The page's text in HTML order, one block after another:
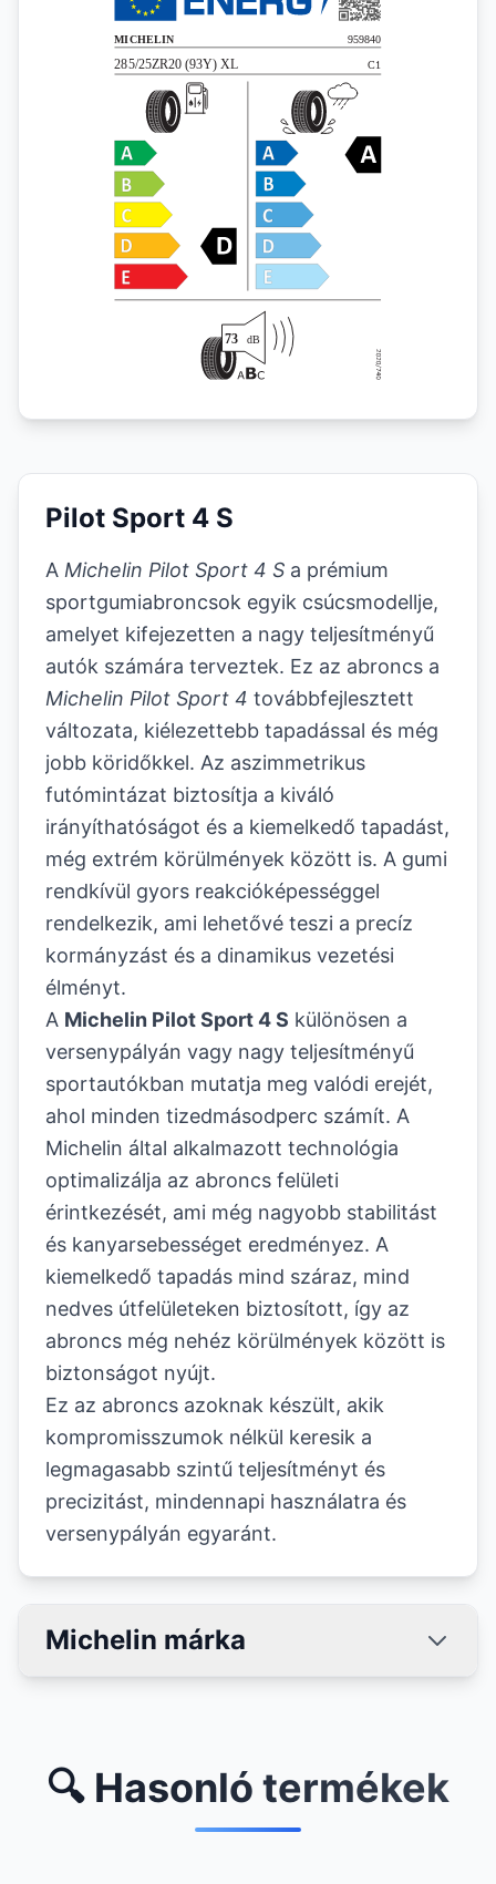
Pilot Sport 4 S
A Michelin Pilot Sport 4 S a prémium
sportgumiabroncsok egyik csúcsmodellje,
amelyet kifejezetten a nagy teljesítményű
autók számára terveztek. Ez az abroncs a
Michelin Pilot Sport 4 továbbfejlesztett
változata, kiélezettebb tapadással és még
jobb köridőkkel. Az aszimmetrikus
futómintázat biztosítja a kiváló
irányíthatóságot és a kiemelkedő tapadást,
még extrém körülmények között is. A gumi
rendkívül gyors reakcióképességgel
rendelkezik, ami lehetővé teszi a precíz
kormányzást és a dinamikus vezetési
élményt.
A Michelin Pilot Sport 4 S különösen a
versenypályán vagy nagy teljesítményű
sportautókban mutatja meg valódi erejét,
ahol minden tizedmásodperc számít. A
Michelin által alkalmazott technológia
optimalizálja az abroncs felületi
érintkezését, ami még nagyobb stabilitást
és kanyarsebességet eredményez. A
kiemelkedő tapadás mind száraz, mind
nedves útfelületeken biztosított, így az
abroncs még nehéz körülmények között is
biztonságot nyújt.
Ez az abroncs azoknak készült, akik
kompromisszumok nélkül keresik a
legmagasabb szintű teljesítményt és
precizitást, mindennapi használatra és
versenypályán egyaránt.
Michelin márka
🔍 Hasonló termékek